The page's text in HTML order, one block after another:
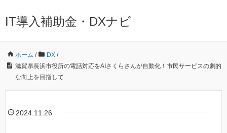
IT導入補助金・DXナビ
ホーム / DX /
滋賀県長浜市役所の電話対応をAIさくらさんが自動化！市民サービスの劇的
な向上を目指して
2024.11.26